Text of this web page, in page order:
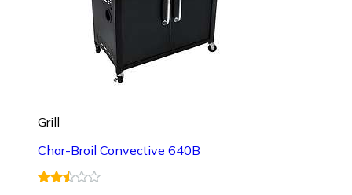
Grill
Char-Broil Convective 640B